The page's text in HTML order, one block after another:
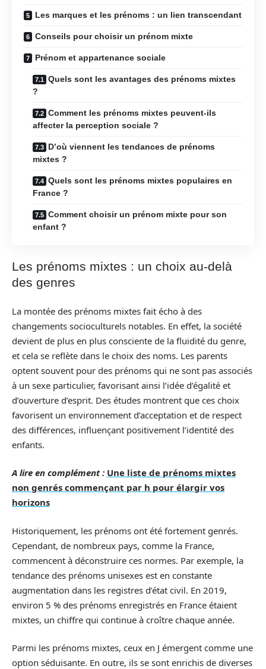
Les marques et les prénoms : un lien transcendant
Conseils pour choisir un prénom mixte
Prénom et appartenance sociale
Quels sont les avantages des prénoms mixtes
?
Comment les prénoms mixtes peuvent-ils
affecter la perception sociale ?
D’où viennent les tendances de prénoms
mixtes ?
Quels sont les prénoms mixtes populaires en
France ?
Comment choisir un prénom mixte pour son
enfant ?
Les prénoms mixtes : un choix au-delà
des genres
La montée des prénoms mixtes fait écho à des
changements socioculturels notables. En effet, la société
devient de plus en plus consciente de la fluidité du genre,
et cela se reflète dans le choix des noms. Les parents
optent souvent pour des prénoms qui ne sont pas associés
à un sexe particulier, favorisant ainsi l’idée d’égalité et
d’ouverture d’esprit. Des études montrent que ces choix
favorisent un environnement d’acceptation et de respect
des différences, influençant positivement l’identité des
enfants.
A lire en complément : Une liste de prénoms mixtes
non genrés commençant par h pour élargir vos
horizons
Historiquement, les prénoms ont été fortement genrés.
Cependant, de nombreux pays, comme la France,
commencent à déconstruire ces normes. Par exemple, la
tendance des prénoms unisexes est en constante
augmentation dans les registres d’état civil. En 2019,
environ 5 % des prénoms enregistrés en France étaient
mixtes, un chiffre qui continue à croître chaque année.
Parmi les prénoms mixtes, ceux en J émergent comme une
option séduisante. En outre, ils se sont enrichis de diverses